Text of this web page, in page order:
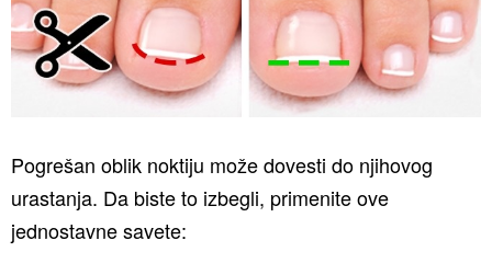
Pogrešan oblik noktiju može dovesti do njihovog
urastanja. Da biste to izbegli, primenite ove
jednostavne savete: